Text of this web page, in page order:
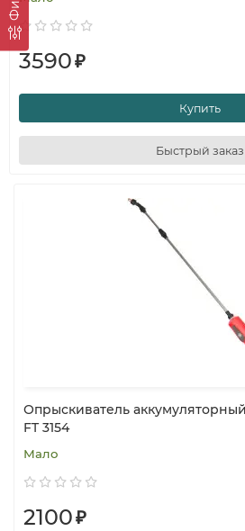
3590₽
Купить
Быстрый заказ
Опрыскиватель аккумуляторный
FT 3154
Мало
2100₽